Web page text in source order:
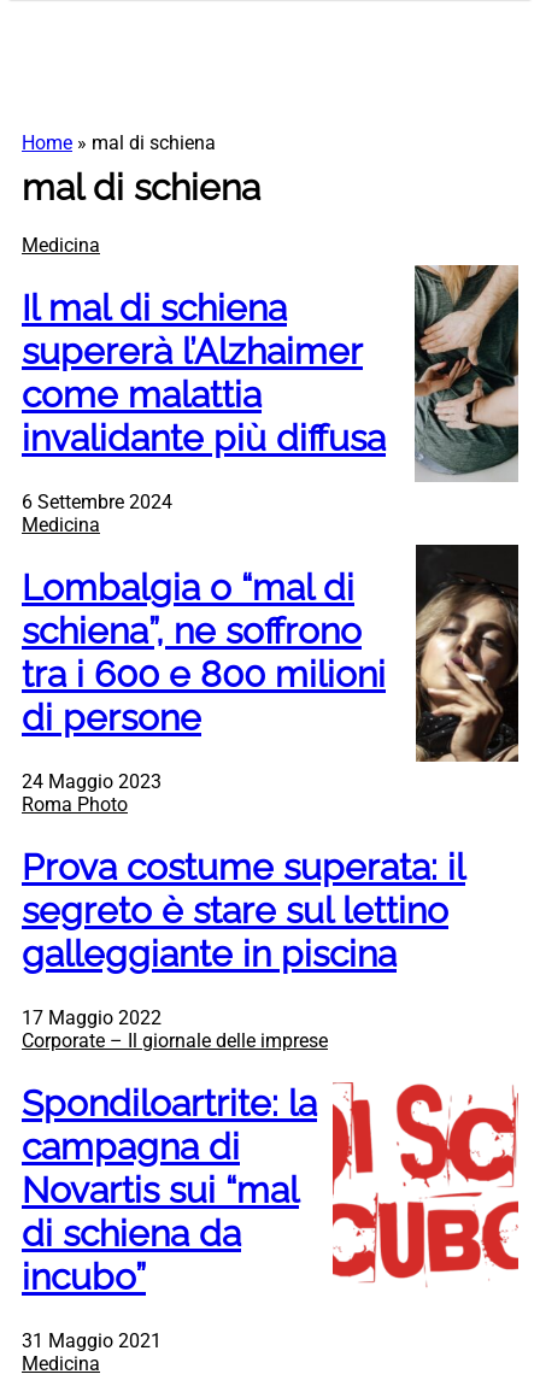
Home » mal di schiena
mal di schiena
Medicina
Il mal di schiena
supererà l’Alzhaimer
come malattia
invalidante più diffusa
6 Settembre 2024
Medicina
Lombalgia o “mal di
schiena”, ne soffrono
tra i 600 e 800 milioni
di persone
24 Maggio 2023
Roma Photo
Prova costume superata: il
segreto è stare sul lettino
galleggiante in piscina
17 Maggio 2022
Corporate – Il giornale delle imprese
Spondiloartrite: la
campagna di
Novartis sui “mal
di schiena da
incubo”
31 Maggio 2021
Medicina